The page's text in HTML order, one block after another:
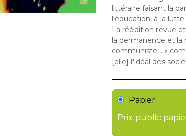
littéraire faisant la
l'éducation, à la
La réédition revue
la permanence et
communiste… «
[elle] l'idéal des
Papier
Prix public